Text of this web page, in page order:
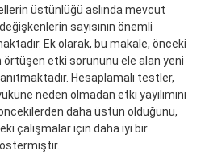
üstünlüğü aslında mevcut
sayısının önemli
Ek olarak, bu makale, önceki
etki sorununu ele alan yeni
Hesaplamalı testler,
neden olmadan etki yayılımını
daha üstün olduğunu,
çalışmalar için daha iyi bir